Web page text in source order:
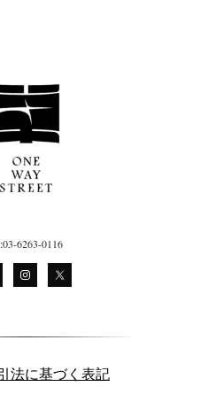
6263-0116
法に基づく表記